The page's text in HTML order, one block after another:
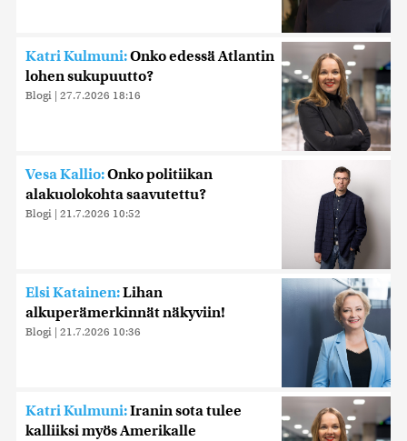
Katri Kulmuni:Onko edessä Atlantin
lohen sukupuutto?
Blogi | 27.7.2026 18:16
Vesa Kallio:Onko politiikan
alakuolokohta saavutettu?
Blogi | 21.7.2026 10:52
Elsi Katainen:Lihan
alkuperämerkinnät näkyviin!
Blogi | 21.7.2026 10:36
Katri Kulmuni:Iranin sota tulee
kalliiksi myös Amerikalle